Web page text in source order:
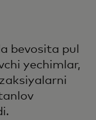
bevosita pul
yechimlar,